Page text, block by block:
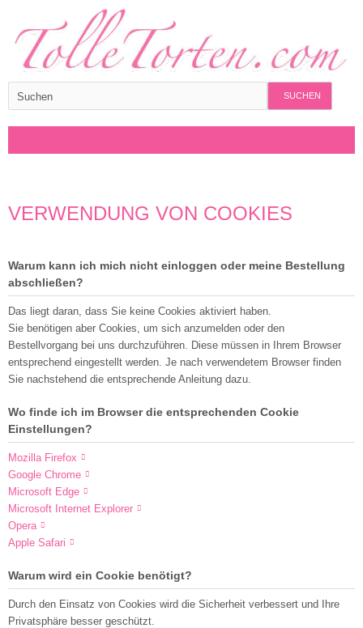
SUCHEN
VERWENDUNG VON COOKIES
Warum kann ich mich nicht einloggen oder meine Bestellung
abschließen?
Das liegt daran, dass Sie keine Cookies aktiviert haben.
Sie benötigen aber Cookies, um sich anzumelden oder den
Bestellvorgang bei uns durchzuführen. Diese müssen in Ihrem Browser
entsprechend eingestellt werden. Je nach verwendetem Browser finden
Sie nachstehend die entsprechende Anleitung dazu.
Wo finde ich im Browser die entsprechenden Cookie
Einstellungen?
Mozilla Firefox
Google Chrome
Microsoft Edge
Microsoft Internet Explorer
Opera
Apple Safari
Warum wird ein Cookie benötigt?
Durch den Einsatz von Cookies wird die Sicherheit verbessert und Ihre
Privatsphäre besser geschützt.